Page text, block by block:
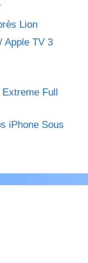
Lion
Apple TV 3
Full
iPhone Sous